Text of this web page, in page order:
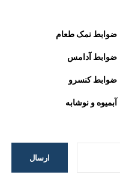
ضوابط نمک طعام
ضوابط آدامس
ضوابط کنسرو
آبمیوه و نوشابه
ارسال